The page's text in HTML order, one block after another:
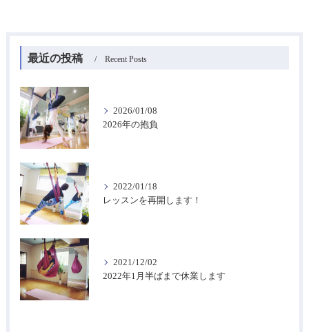
最近の投稿 Recent Posts
2026/01/08
2026年の抱負
2022/01/18
レッスンを再開します！
2021/12/02
2022年1月半ばまで休業します